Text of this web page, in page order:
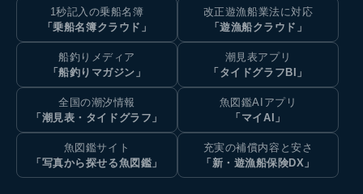
1秒記入の乗船名簿
「乗船名簿クラウド」
改正遊漁船業法に対応
「遊漁船クラウド」
船釣りメディア
「船釣りマガジン」
潮見表アプリ
「タイドグラフBI」
全国の潮汐情報
「潮見表・タイドグラフ」
魚図鑑AIアプリ
「マイAI」
魚図鑑サイト
「写真から探せる魚図鑑」
充実の補償内容と安さ
「新・遊漁船保険DX」